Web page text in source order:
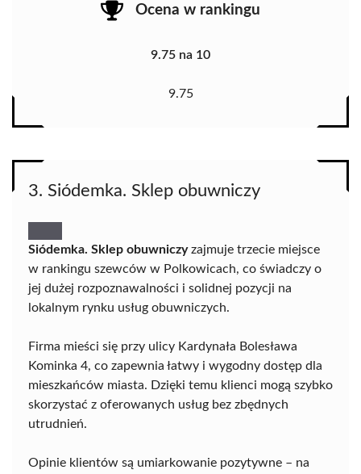
Ocena w rankingu
9.75 na 10
9.75
3. Siódemka. Sklep obuwniczy
Siódemka. Sklep obuwniczyzajmuje trzecie miejsce
w rankingu szewców w Polkowicach, co świadczy o
jej dużej rozpoznawalności i solidnej pozycji na
lokalnym rynku usług obuwniczych.
Firma mieści się przy ulicy Kardynała Bolesława
Kominka 4, co zapewnia łatwy i wygodny dostęp dla
mieszkańców miasta. Dzięki temu klienci mogą szybko
skorzystać z oferowanych usług bez zbędnych
utrudnień.
Opinie klientów są umiarkowanie pozytywne – na